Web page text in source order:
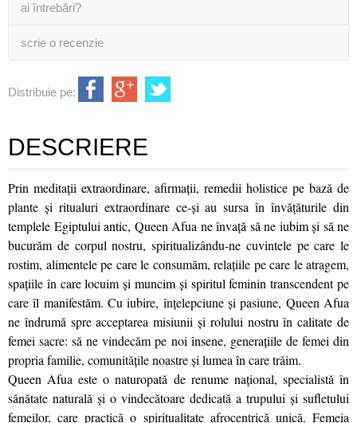
ai întrebări?
scrie o recenzie
Distribuie pe:
DESCRIERE
Prin meditații extraordinare, afirmații, remedii holistice pe bază de
plante și ritualuri extraordinare ce-și au sursa în învățăturile din
templele Egiptului antic, Queen Afua ne învață să ne iubim și să ne
bucurăm de corpul nostru, spiritualizându-ne cuvintele pe care le
rostim, alimentele pe care le consumăm, relațiile pe care le atragem,
spațiile în care locuim și muncim și spiritul feminin transcendent pe
care îl manifestăm. Cu iubire, înțelepciune și pasiune, Queen Afua
ne îndrumă spre acceptarea misiunii și rolului nostru în calitate de
femei sacre: să ne vindecăm pe noi însene, generațiile de femei din
propria familie, comunitățile noastre și lumea în care trăim.
Queen Afua este o naturopată de renume național, specialistă în
sănătate naturală și o vindecătoare dedicată a trupului și sufletului
femeilor, care practică o spiritualitate afrocentrică unică. Femeia